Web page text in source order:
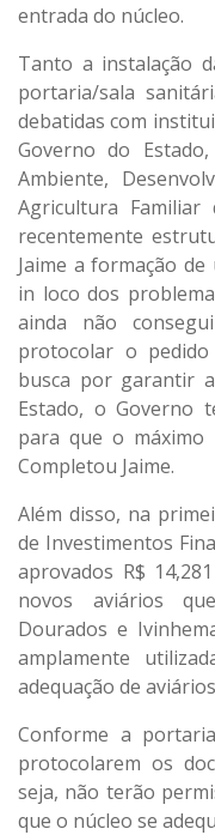
entrada do núcleo.
Tanto a instalação
portaria/sala
debatidas com
Governo do
Ambiente,
Agricultura
recentemente
Jaime a formação
in loco dos
ainda não
protocolar o
busca por garantir
Estado, o Governo
para que o máximo
Completou Jaime.
Além disso, na
de Investimentos
aprovados R$
novos aviários
Dourados e
amplamente
adequação de
Conforme a
protocolarem os
seja, não terão
que o núcleo se